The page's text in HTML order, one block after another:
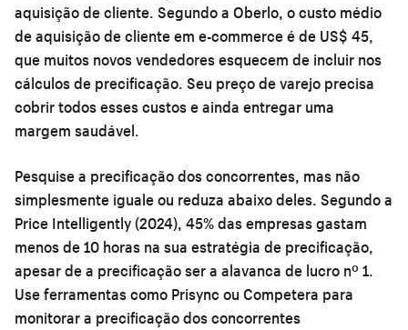
aquisição de cliente. Segundo a Oberlo, o custo médio
de aquisição de cliente em e-commerce é de US$ 45,
que muitos novos vendedores esquecem de incluir nos
cálculos de precificação. Seu preço de varejo precisa
cobrir todos esses custos e ainda entregar uma
margem saudável.
Pesquise a precificação dos concorrentes, mas não
simplesmente iguale ou reduza abaixo deles. Segundo a
Price Intelligently (2024), 45% das empresas gastam
menos de 10 horas na sua estratégia de precificação,
apesar de a precificação ser a alavanca de lucro nº 1.
Use ferramentas como Prisync ou Competera para
monitorar a precificação dos concorrentes